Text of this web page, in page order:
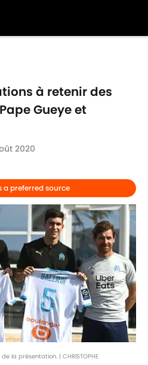
à retenir des
Gueye et
2020
a preferred source
la présentation. | CHRISTOPHE